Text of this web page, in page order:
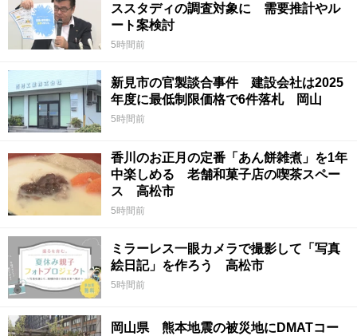
ススタディの調査対象に 需要推計やル
ート案検討
5時間前
新見市の官製談合事件 建設会社は2025
年度に最低制限価格で6件落札 岡山
5時間前
香川のお正月の定番「あん餅雑煮」を1年
中楽しめる 老舗和菓子店の喫茶スペー
ス 高松市
5時間前
ミラーレス一眼カメラで撮影して「写真
絵日記」を作ろう 高松市
5時間前
岡山県 熊本地震の被災地にDMATコー